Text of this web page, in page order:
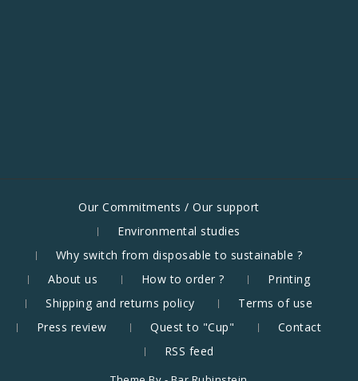
Our Commitments / Our support
Environmental studies
Why switch from disposable to sustainable ?
About us
How to order ?
Printing
Shipping and returns policy
Terms of use
Press review
Quest to "Cup"
Contact
RSS feed